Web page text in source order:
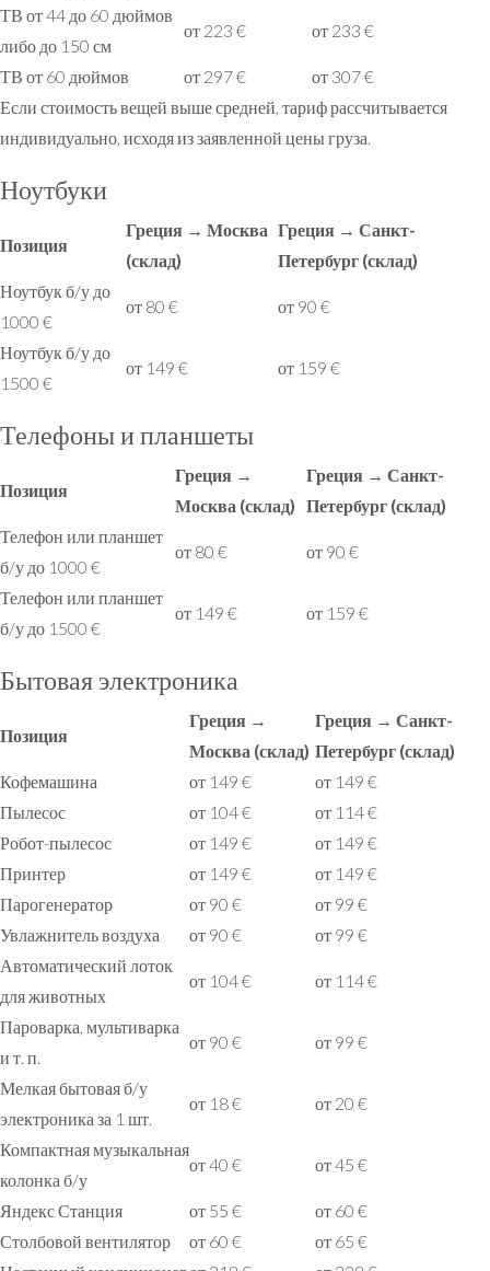
ТВ от 44 до 60 дюймов
либо до 150 см
от 223 € от 233 €
ТВ от 60 дюймов от 297 €
от 307 €
Если стоимость вещей выше средней, тариф рассчитывается
индивидуально, исходя из заявленной цены груза.
Ноутбуки
Позиция
Греция → Москва
(склад)
Греция → Санкт-
Петербург (склад)
Ноутбук б/у до
1000 €
от 80 € от 90 €
Ноутбук б/у до
1500 €
от 149 € от 159 €
Телефоны и планшеты
Позиция
Греция →
Москва (склад)
Греция → Санкт-
Петербург (склад)
Телефон или планшет
б/у до 1000 €
от 80 € от 90 €
Телефон или планшет
б/у до 1500 €
от 149 € от 159 €
Бытовая электроника
Позиция
Греция →
Москва (склад)
Греция → Санкт-
Петербург (склад)
Кофемашина
от 149 €
от 149 €
Пылесос
от 104 €
от 114 €
Робот-пылесос
от 149 €
от 149 €
Принтер
от 149 €
от 149 €
Парогенератор
от 90 €
от 99 €
Увлажнитель воздуха
от 90 €
от 99 €
Автоматический лоток
для животных
от 104 € от 114 €
Пароварка, мультиварка
и т. п.
от 90 € от 99 €
Мелкая бытовая б/у
электроника за 1 шт.
от 18 € от 20 €
Компактная музыкальная
колонка б/у
от 40 € от 45 €
Яндекс Станция от 55 €
от 60 €
Столбовой вентилятор
от 60 €
от 65 €